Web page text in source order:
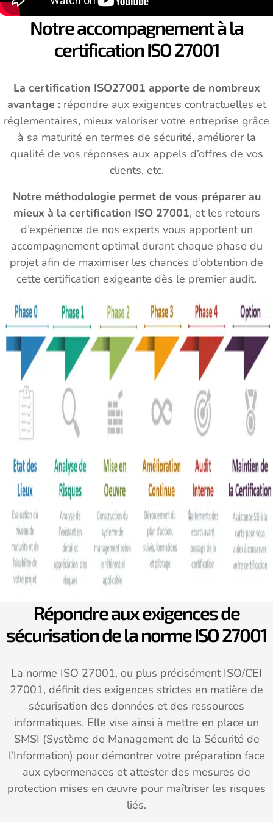
Notre accompagnement à la
certification ISO 27001
La certification ISO27001 apporte de nombreux
avantage : répondre aux exigences contractuelles et
réglementaires, mieux valoriser votre entreprise grâce
à sa maturité en termes de sécurité, améliorer la
qualité de vos réponses aux appels d’offres de vos
clients, etc.
Notre méthodologie permet de vous préparer au
mieux à la certification ISO 27001, et les retours
d’expérience de nos experts vous apportent un
accompagnement optimal durant chaque phase du
projet afin de maximiser les chances d’obtention de
cette certification exigeante dès le premier audit.
Répondre aux exigences de
sécurisation de la norme ISO 27001
La norme ISO 27001, ou plus précisément ISO/CEI
27001, définit des exigences strictes en matière de
sécurisation des données et des ressources
informatiques. Elle vise ainsi à mettre en place un
SMSI (Système de Management de la Sécurité de
l’Information) pour démontrer votre préparation face
aux cybermenaces et attester des mesures de
protection mises en œuvre pour maîtriser les risques
liés.